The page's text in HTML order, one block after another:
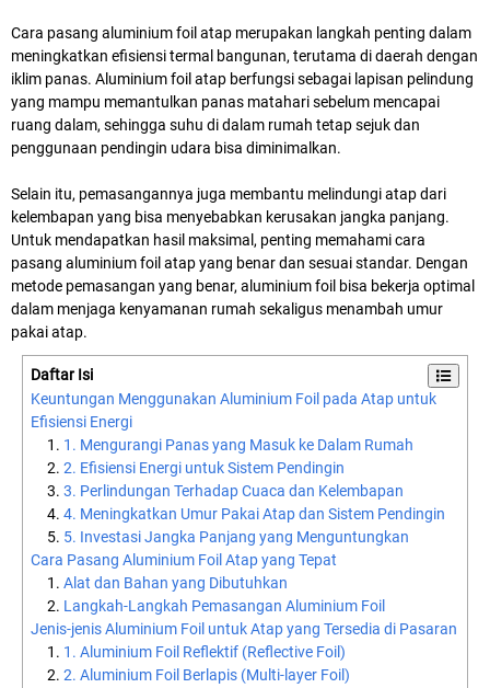
Cara pasang aluminium foil atap merupakan langkah penting dalam
meningkatkan efisiensi termal bangunan, terutama di daerah dengan
iklim panas. Aluminium foil atap berfungsi sebagai lapisan pelindung
yang mampu memantulkan panas matahari sebelum mencapai
ruang dalam, sehingga suhu di dalam rumah tetap sejuk dan
penggunaan pendingin udara bisa diminimalkan.
Selain itu, pemasangannya juga membantu melindungi atap dari
kelembapan yang bisa menyebabkan kerusakan jangka panjang.
Untuk mendapatkan hasil maksimal, penting memahami cara
pasang aluminium foil atap yang benar dan sesuai standar. Dengan
metode pemasangan yang benar, aluminium foil bisa bekerja optimal
dalam menjaga kenyamanan rumah sekaligus menambah umur
pakai atap.
Daftar Isi
Keuntungan Menggunakan Aluminium Foil pada Atap untuk
Efisiensi Energi
1. Mengurangi Panas yang Masuk ke Dalam Rumah
2. Efisiensi Energi untuk Sistem Pendingin
3. Perlindungan Terhadap Cuaca dan Kelembapan
4. Meningkatkan Umur Pakai Atap dan Sistem Pendingin
5. Investasi Jangka Panjang yang Menguntungkan
Cara Pasang Aluminium Foil Atap yang Tepat
Alat dan Bahan yang Dibutuhkan
Langkah-Langkah Pemasangan Aluminium Foil
Jenis-jenis Aluminium Foil untuk Atap yang Tersedia di Pasaran
1. Aluminium Foil Reflektif (Reflective Foil)
2. Aluminium Foil Berlapis (Multi-layer Foil)